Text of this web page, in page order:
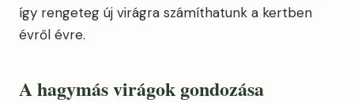
így rengeteg új virágra számíthatunk a kertben
évről évre.
A hagymás virágok gondozása